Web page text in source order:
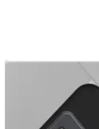
İşte iPhone 14 Pro
kılıflarının detaylı
yorumlarıyla en iyi